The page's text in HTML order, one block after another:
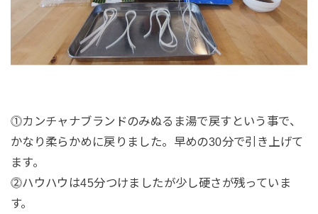
⓵カンチャナブランドのみぬるま湯で戻すという事で、
かなり柔らかめに戻りました。早めの30分で引き上げて
ます。
⓶ハウハウは45分つけましたが少し硬さが残っていま
す。